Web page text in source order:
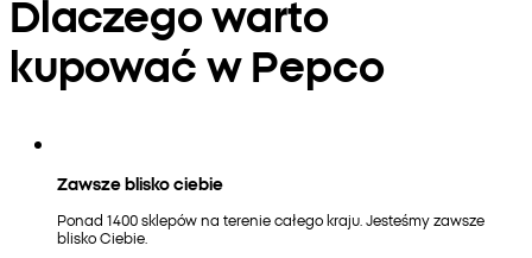
Dlaczego warto
kupować w Pepco
Zawsze blisko ciebie
Ponad 1400 sklepów na terenie całego kraju. Jesteśmy zawsze
blisko Ciebie.